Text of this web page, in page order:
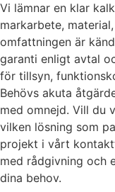
Vi lämnar en klar
markarbete,
omfattningen är
garanti enligt avtal
för tillsyn,
Behövs akuta
med omnejd. Vill du
vilken lösning som
projekt i vårt
med rådgivning och
dina behov.